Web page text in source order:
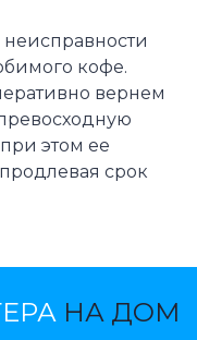
кофе.
вернем
этом ее
срок
НА ДОМ